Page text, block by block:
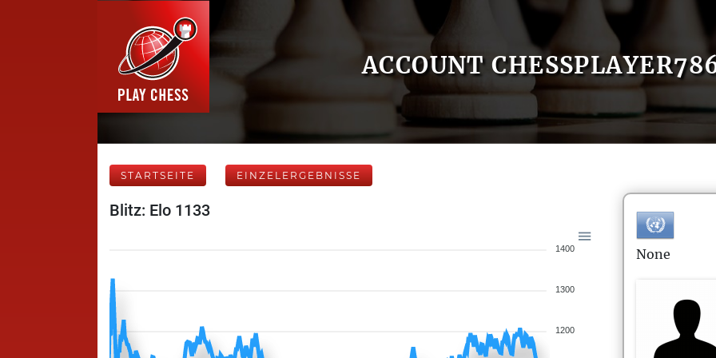
ACCOUNT
STARTSEITE EINZELERGEBNISSE
Blitz: Elo 1133
1400
1300
1200
None